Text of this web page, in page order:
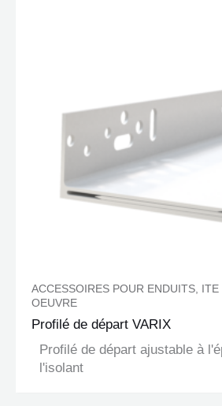
ACCESSOIRES POUR ENDUITS,
OEUVRE
Profilé de départ VARIX
Profilé de départ ajustable à
l'isolant